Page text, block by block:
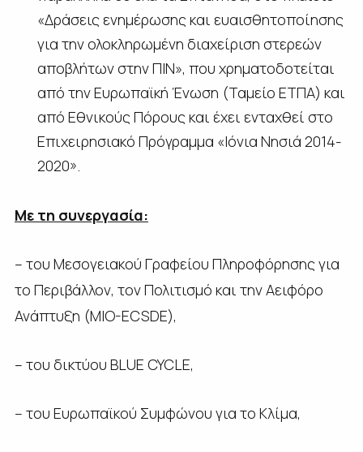
«Δράσεις ενημέρωσης και ευαισθητοποίησης
για την ολοκληρωμένη διαχείριση στερεών
αποβλήτων στην ΠΙΝ», που χρηματοδοτείται
από την Ευρωπαϊκή Ένωση (Ταμείο ΕΤΠΑ) και
από Εθνικούς Πόρους και έχει ενταχθεί στο
Επιχειρησιακό Πρόγραμμα «Ιόνια Νησιά 2014-
2020».
Με τη συνεργασία:
– του Μεσογειακού Γραφείου Πληροφόρησης για
το Περιβάλλον, τον Πολιτισμό και την Αειφόρο
Ανάπτυξη (MIO-ECSDE),
– του δικτύου BLUE CYCLE,
– του Ευρωπαϊκού Συμφώνου για το Κλίμα,